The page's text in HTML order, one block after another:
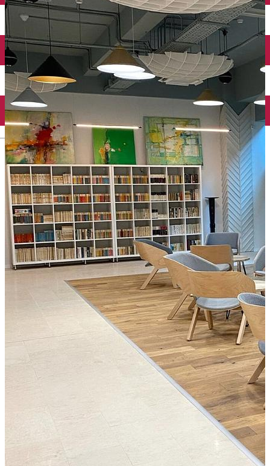
English
Mănăstirea Bistrița
Lacul Izvorul Muntelui
Casa memorială „Ion Creangă” din Humuleşti
Mănăstirea Secu
Lacul Cuejdel